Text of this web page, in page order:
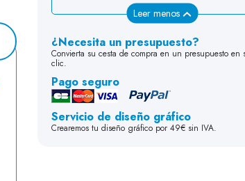
Leer menos
¿Necesita un presupuesto?
Convierta su cesta de compra en un presupuesto en
clic.
Pago seguro
Servicio de diseño gráfico
Crearemos tu diseño gráfico por 49€ sin IVA.